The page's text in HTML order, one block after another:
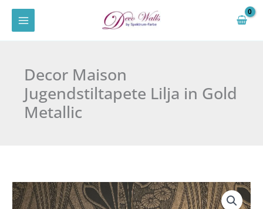
Zum
Inhalt
Decor Maison
Jugendstiltapete Lilja in Gold
Metallic